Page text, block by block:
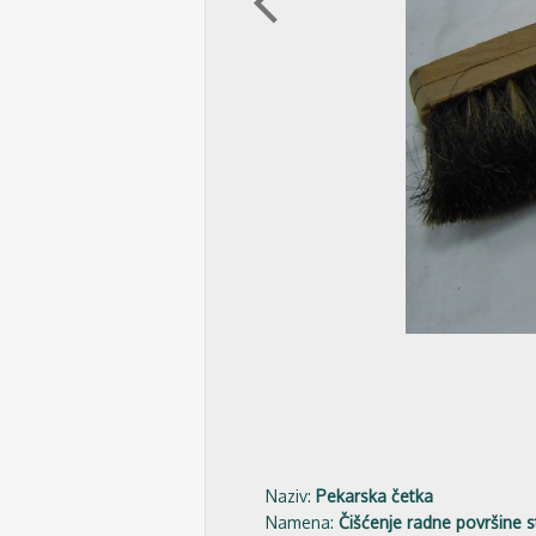
Naziv: Pekarska četka
Namena: Čišćenje radne površine